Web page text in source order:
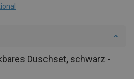
Duschset, schwarz -